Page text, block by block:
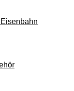
Eisenbahn